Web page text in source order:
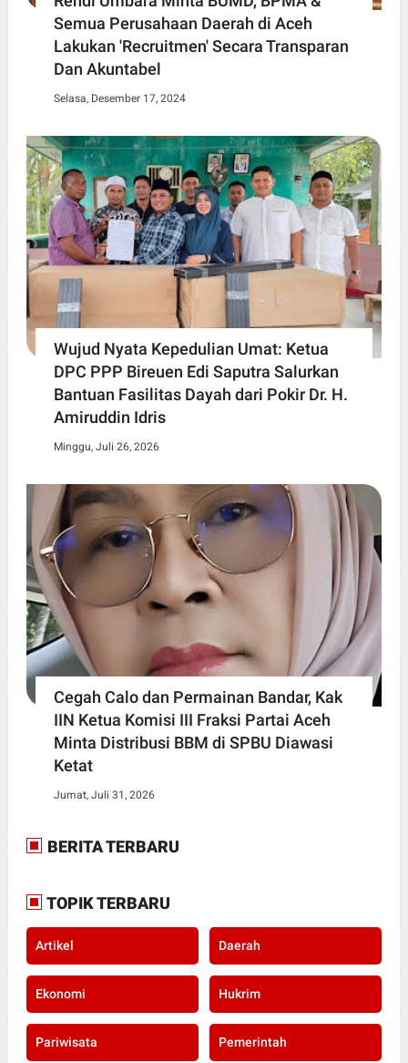
Semua Perusahaan Daerah di Aceh
Lakukan 'Recruitmen' Secara Transparan
Dan Akuntabel
Selasa, Desember 17, 2024
Wujud Nyata Kepedulian Umat: Ketua
DPC PPP Bireuen Edi Saputra Salurkan
Bantuan Fasilitas Dayah dari Pokir Dr. H.
Amiruddin Idris
Minggu, Juli 26, 2026
Cegah Calo dan Permainan Bandar, Kak
IIN Ketua Komisi III Fraksi Partai Aceh
Minta Distribusi BBM di SPBU Diawasi
Ketat
Jumat, Juli 31, 2026
BERITA TERBARU
TOPIK TERBARU
Artikel Daerah
Ekonomi Hukrim
Pariwisata Pemerintah